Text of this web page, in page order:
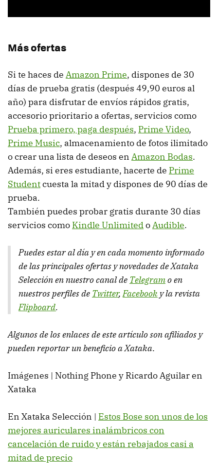
Más ofertas
Si te haces de Amazon Prime, dispones de 30
días de prueba gratis (después 49,90 euros al
año) para disfrutar de envíos rápidos gratis,
accesorio prioritario a ofertas, servicios como
Prueba primero, paga después, Prime Video,
Prime Music, almacenamiento de fotos ilimitado
o crear una lista de deseos en Amazon Bodas.
Además, si eres estudiante, hacerte de Prime
Studentcuesta la mitad y dispones de 90 días de
prueba.
También puedes probar gratis durante 30 días
servicios como Kindle UnlimitedoAudible.
Puedes estar al día y en cada momento informado
de las principales ofertas y novedades de Xataka
Selección en nuestro canal de Telegramo en
nuestros perfiles de Twitter,Facebook y la revista
Flipboard.
Algunos de los enlaces de este artículo son afiliados y
pueden reportar un beneficio a Xataka.
Imágenes | Nothing Phone y Ricardo Aguilar en
Xataka
En Xataka Selección | Estos Bose son unos de los
mejores auriculares inalámbricos con
cancelación de ruido y están rebajados casi a
mitad de precio